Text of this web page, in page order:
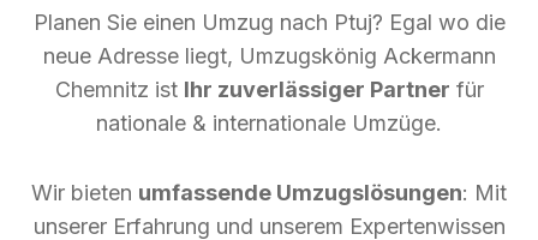
Planen Sie einen Umzug nach Ptuj? Egal wo die
neue Adresse liegt, Umzugskönig Ackermann
Chemnitz ist Ihr zuverlässiger Partner für
nationale & internationale Umzüge.
Wir bieten umfassende Umzugslösungen: Mit
unserer Erfahrung und unserem Expertenwissen